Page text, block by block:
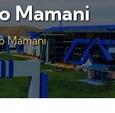
Mamani
Mamani